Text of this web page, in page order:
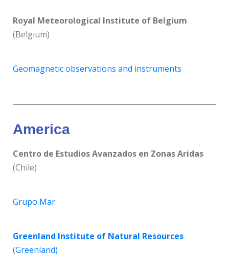
Royal Meteorological Institute of Belgium
(Belgium)
Geomagnetic observations and instruments
America
Centro de Estudios Avanzados en Zonas Aridas
(Chile)
Grupo Mar
Greenland Institute of Natural Resources
(Greenland)